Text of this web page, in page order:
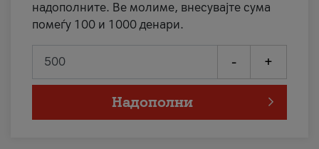
надополните. Ве молиме, внесувајте сума
помеѓу 100 и 1000 денари.
- +
Надополни